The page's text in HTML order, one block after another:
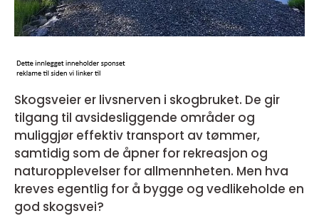
Skogsveier er livsnerven i skogbruket. De gir
tilgang til avsidesliggende områder og
muliggjør effektiv transport av tømmer,
samtidig som de åpner for rekreasjon og
naturopplevelser for allmennheten. Men hva
kreves egentlig for å bygge og vedlikeholde en
god skogsvei?